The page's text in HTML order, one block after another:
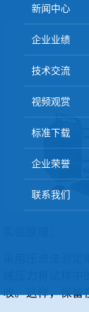
球团矿/烧结
高炉配吹煤检
冶金渣、保护
冶金石灰活性
矿石、焦炭物
新闻中心
企业业绩
技术交流
视频观赏
标准下载
企业荣誉
联系我们
收。这样，保留